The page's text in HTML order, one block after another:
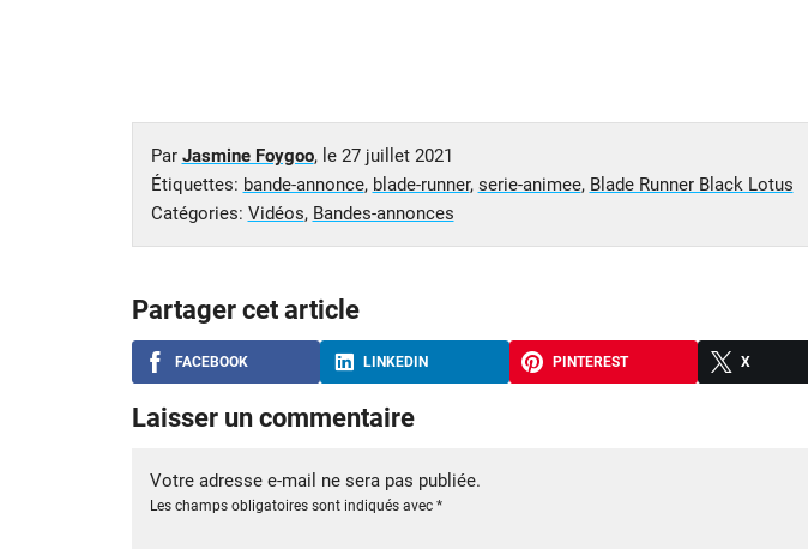
Par Jasmine Foygoo, le 27 juillet 2021
Étiquettes: bande-annonce, blade-runner, serie-animee, Blade Runner Black Lotus
Catégories: Vidéos, Bandes-annonces
Partager cet article
FACEBOOK LINKEDIN PINTEREST X
Laisser un commentaire
Votre adresse e-mail ne sera pas publiée.
Les champs obligatoires sont indiqués avec *